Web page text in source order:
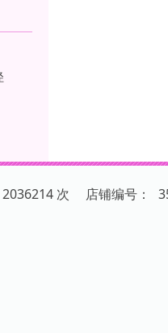
2036214 次 店铺编号：